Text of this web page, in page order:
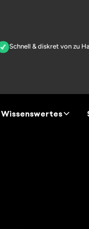
Schnell & diskret von zu
Wissenswertes